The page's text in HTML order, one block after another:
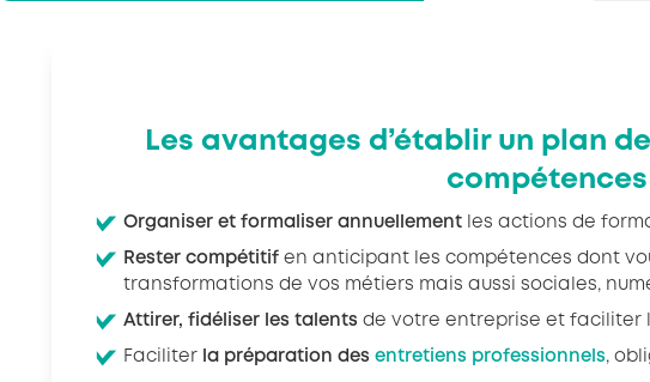
Les avantages d’établir un plan
compétences
Organiser et formaliser annuellement les actions de
Rester compétitif en anticipant les compétences dont
transformations de vos métiers mais aussi sociales,
Attirer, fidéliser les talents de votre entreprise et faciliter
Faciliter la préparation des entretiens professionnels,